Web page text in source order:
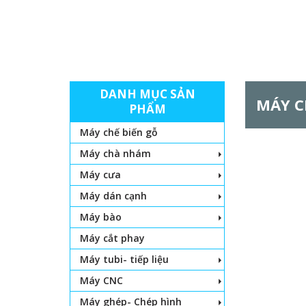
MÁY
DANH MỤC SẢN
PHẨM
Máy chế biến gỗ
Máy chà nhám
Máy cưa
Máy dán cạnh
Máy bào
Máy cắt phay
Máy tubi- tiếp liệu
Máy CNC
Máy ghép- Chép hình